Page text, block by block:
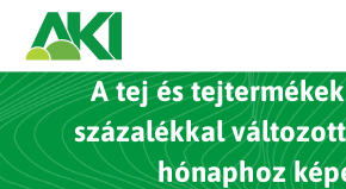
A tej és
százalékkal
hónaphoz